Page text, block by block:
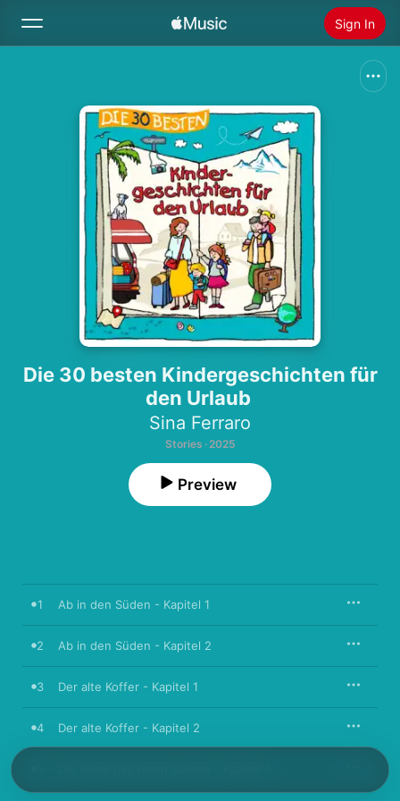
Sign In
Install Apple Music
Die 30 besten Kindergeschichten für
den Urlaub
Sina Ferraro
Stories · 2025
Preview
1 Ab in den Süden - Kapitel 1
2 Ab in den Süden - Kapitel 2
3 Der alte Koffer - Kapitel 1
4 Der alte Koffer - Kapitel 2